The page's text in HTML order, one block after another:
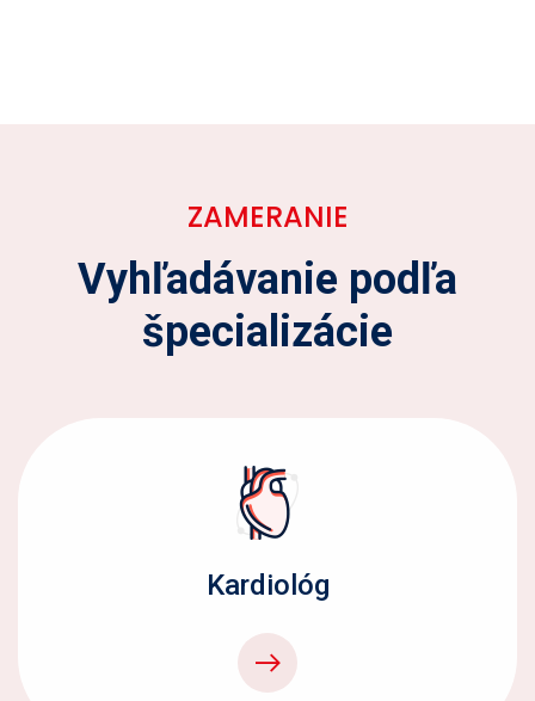
ZAMERANIE
Vyhľadávanie podľa
špecializácie
Kardiológ